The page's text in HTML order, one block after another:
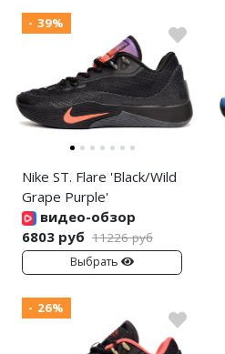
- 39%
Nike ST. Flare 'Black/Wild
Grape Purple'
видео-обзор
6803 руб 11226 руб
Выбрать
- 26%
Air Jordan 12
Air Jordan 13
Air Jordan 14
Air Jordan 15
Air Jordan 23